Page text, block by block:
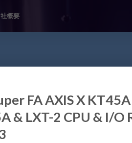
概要
FA AXIS X
& LXT-2 CPU & I/O